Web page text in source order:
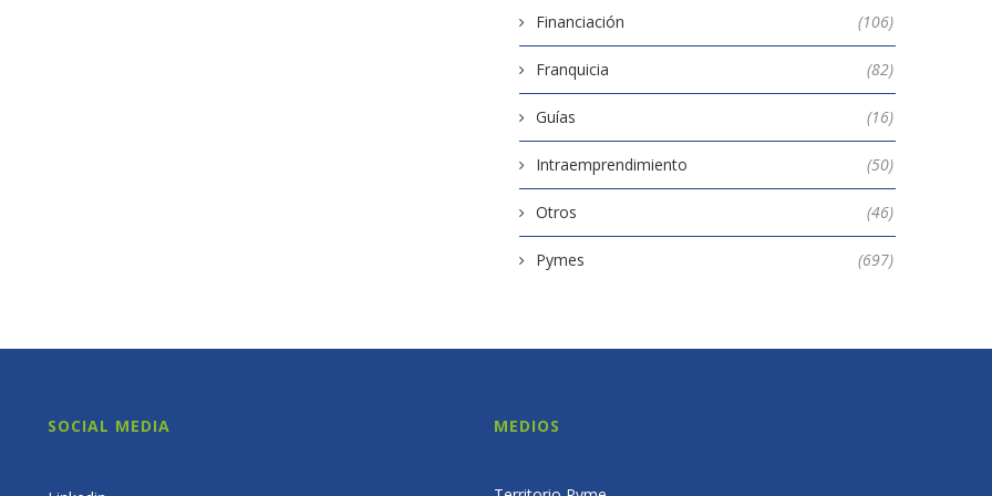
Financiación (106)
Franquicia (82)
Guías (16)
Intraemprendimiento (50)
Otros (46)
Pymes (697)
SOCIAL MEDIA MEDIOS